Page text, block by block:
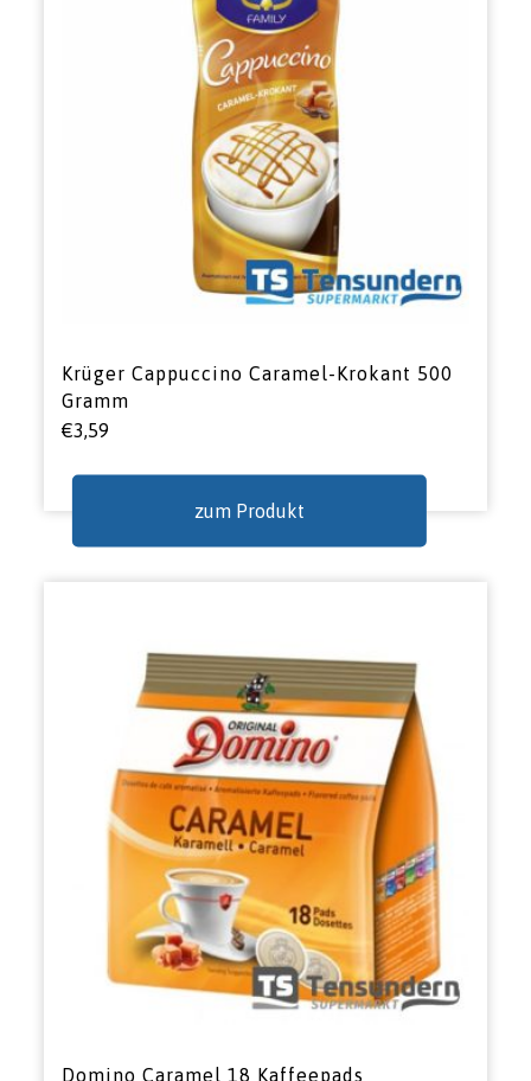
Krüger Cappuccino Caramel-Krokant 500
Gramm
€3,59
zum Produkt
Domino Caramel 18 Kaffeepads